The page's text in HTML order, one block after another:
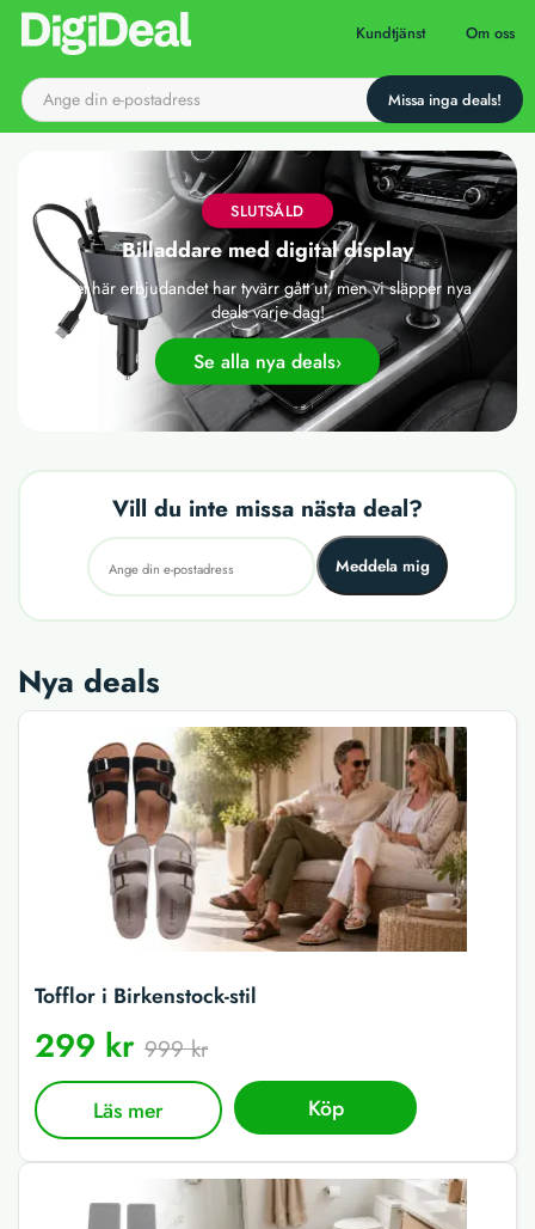
Till startsidan Kundtjänst Om oss
SLUTSÅLD
Billaddare med digital display
Det här erbjudandet har tyvärr gått ut, men vi släpper nya
deals varje dag!
Se alla nya deals
Vill du inte missa nästa deal?
Meddela mig
Nya deals
Tofflor i Birkenstock-stil
299 kr 999 kr
Läs mer Köp